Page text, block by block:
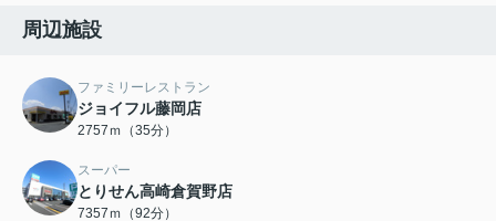
周辺施設
ファミリーレストラン
ジョイフル藤岡店
2757ｍ（35分）
スーパー
とりせん高崎倉賀野店
7357ｍ（92分）